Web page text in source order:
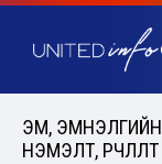
ЭМ,
НЭМЭЛТ,